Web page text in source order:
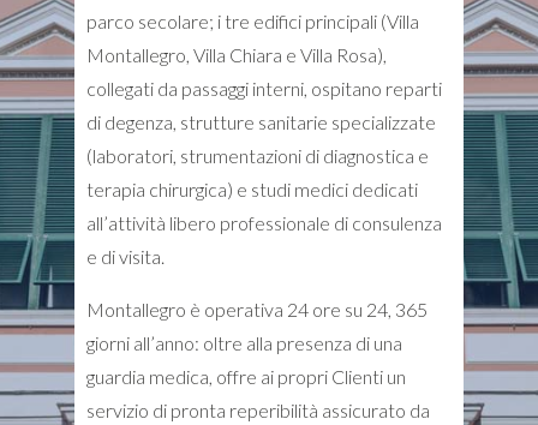
parco secolare; i tre edifici principali (Villa
Montallegro, Villa Chiara e Villa Rosa),
collegati da passaggi interni, ospitano reparti
di degenza, strutture sanitarie specializzate
(laboratori, strumentazioni di diagnostica e
terapia chirurgica) e studi medici dedicati
all’attività libero professionale di consulenza
e di visita.
Montallegro è operativa 24 ore su 24, 365
giorni all’anno: oltre alla presenza di una
guardia medica, offre ai propri Clienti un
servizio di pronta reperibilità assicurato da